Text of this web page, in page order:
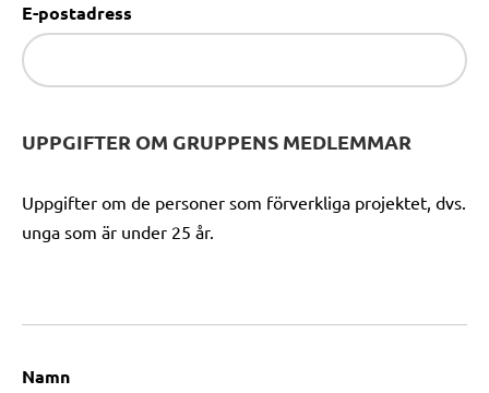
E-postadress
UPPGIFTER OM GRUPPENS MEDLEMMAR
Uppgifter om de personer som förverkliga projektet, dvs.
unga som är under 25 år.
Namn